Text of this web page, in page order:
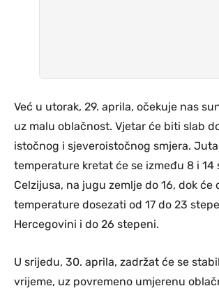
Već u utorak, 29. aprila, očekuje nas
uz malu oblačnost. Vjetar će biti slab
istočnog i sjeveroistočnog smjera.
temperature kretat će se između 8 i 14
Celzijusa, na jugu zemlje do 16, dok će
temperature dosezati od 17 do 23
Hercegovini i do 26 stepeni.
U srijedu, 30. aprila, zadržat će se
vrijeme, uz povremeno umjerenu